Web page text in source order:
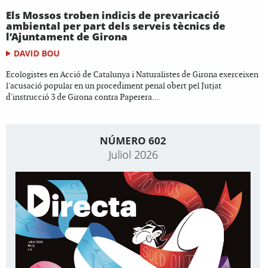
Els Mossos troben indicis de prevaricació
ambiental per part dels serveis tècnics de
l’Ajuntament de Girona
DAVID BOU
Ecologistes en Acció de Catalunya i Naturalistes de Girona exerceixen
l'acusació popular en un procediment penal obert pel Jutjat
d'instrucció 3 de Girona contra Paperera...
NÚMERO 602
Juliol 2026